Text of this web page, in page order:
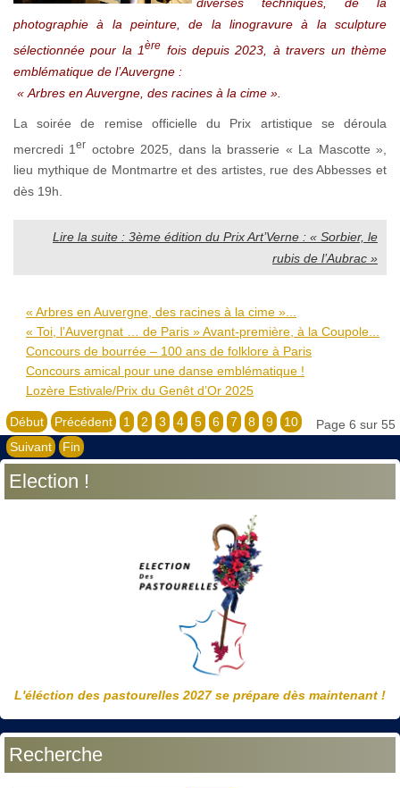
photographie à la peinture, de la linogravure à la sculpture
sélectionnée pour la 1ère fois depuis 2023, à travers un thème
emblématique de l’Auvergne :
« Arbres en Auvergne, des racines à la cime ».
La soirée de remise officielle du Prix artistique se déroula
mercredi 1er octobre 2025, dans la brasserie « La Mascotte »,
lieu mythique de Montmartre et des artistes, rue des Abbesses et
dès 19h.
Lire la suite : 3ème édition du Prix Art’Verne : « Sorbier, le
rubis de l’Aubrac »
« Arbres en Auvergne, des racines à la cime »...
« Toi, l’Auvergnat … de Paris » Avant-première, à la Coupole...
Concours de bourrée – 100 ans de folklore à Paris
Concours amical pour une danse emblématique !
Lozère Estivale/Prix du Genêt d’Or 2025
Page 6 sur 55
Début Précédent 1 2 3 4 5 6 7 8 9
10
Suivant
Fin
Election !
L'éléction des pastourelles 2027 se prépare dès maintenant !
Recherche